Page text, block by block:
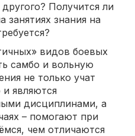
Получится ли
занятиях знания на
видов боевых
самбо и вольную
не только учат
являются
дисциплинами, а
– помогают при
чем отличаются